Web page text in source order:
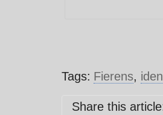
Tags: Fierens,
Share this